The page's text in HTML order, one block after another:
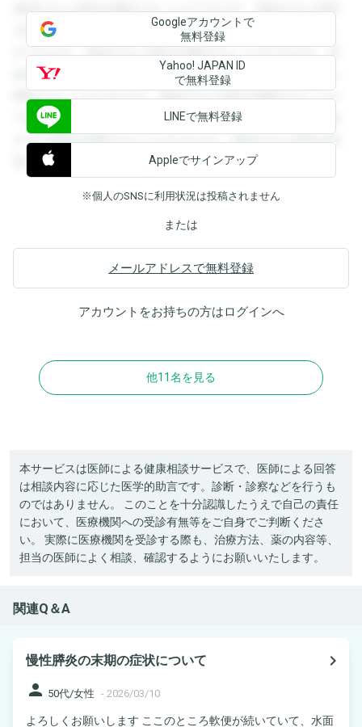
登録すると回答を閲覧することができます。登録すると回答
を閲覧することができます。登録すると回答を閲覧すること
ができます。登録すると回答を閲覧することができます。登
録すると回答を閲覧することができます。登録すると回答を
閲覧することができます。登録すると回答を閲覧することが
できます。登録すると回答を閲覧することができます。登録
すると回答を閲覧することができます。登録すると回答を閲
覧することができます。
Googleアカウントで
無料登録
Yahoo! JAPAN ID
で無料登録
LINEで無料登録
Appleでサインアップ
※個人のSNSに利用状況は投稿されません
または
メールアドレスで無料登録
アカウントをお持ちの方はログインへ
他11名を見る
本サービスは医師による健康相談サービスで、医師による回答
は相談内容に応じた医学的助言です。診断・診察などを行うも
のではありません。 このことを十分認識したうえで自己の責任
において、医療機関への受診有無等をご自身でご判断くださ
い。 実際に医療機関を受診する際も、治療方法、薬の内容等、
担当の医師によく相談、確認するようにお願いいたします。
関連Q＆A
慢性膵炎の末期の症状について
navigate_next
person 50代/女性 - 2026/03/10
よろしくお願いします ここのところ軟便が続いていて、水面